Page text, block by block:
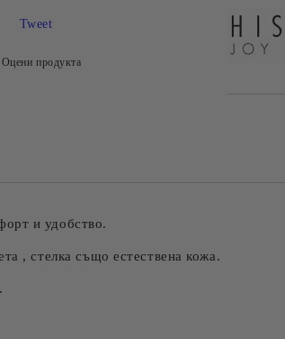
Tweet
Оцени продукта
и удобство.
, стелка също естествена кожа.